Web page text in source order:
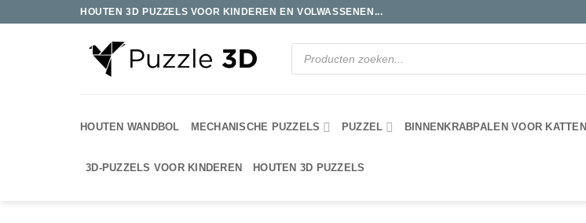
HOUTEN 3D PUZZELS VOOR KINDEREN EN VOLWASSENEN...
Producten
zoeken
HOUTEN WANDBOL MECHANISCHE PUZZELS PUZZEL BINNENKRABPALEN VOOR KATTEN
3D-PUZZELS VOOR KINDEREN HOUTEN 3D PUZZELS